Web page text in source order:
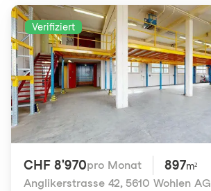
Verifiziert
CHF 8'970pro Monat 897m²
Anglikerstrasse 42, 5610 Wohlen AG